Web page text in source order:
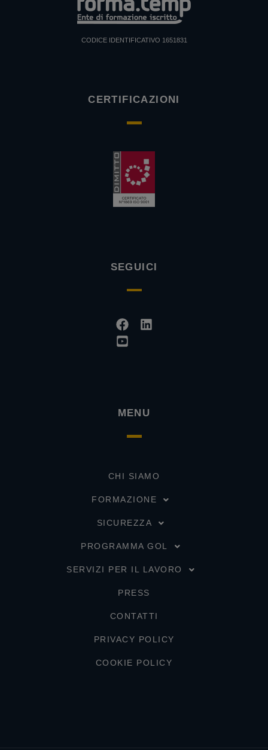
CODICE IDENTIFICATIVO 1651831
CERTIFICAZIONI
SEGUICI
Facebook
Linkedin
Youtube-
square
MENU
CHI SIAMO
FORMAZIONE
SICUREZZA
PROGRAMMA GOL
SERVIZI PER IL LAVORO
PRESS
CONTATTI
PRIVACY POLICY
COOKIE POLICY